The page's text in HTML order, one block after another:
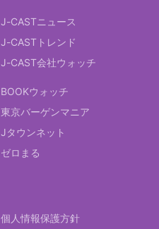
J-CASTニュース
J-CASTトレンド
J-CAST会社ウォッチ
BOOKウォッチ
東京バーゲンマニア
Jタウンネット
ゼロまる
個人情報保護方針